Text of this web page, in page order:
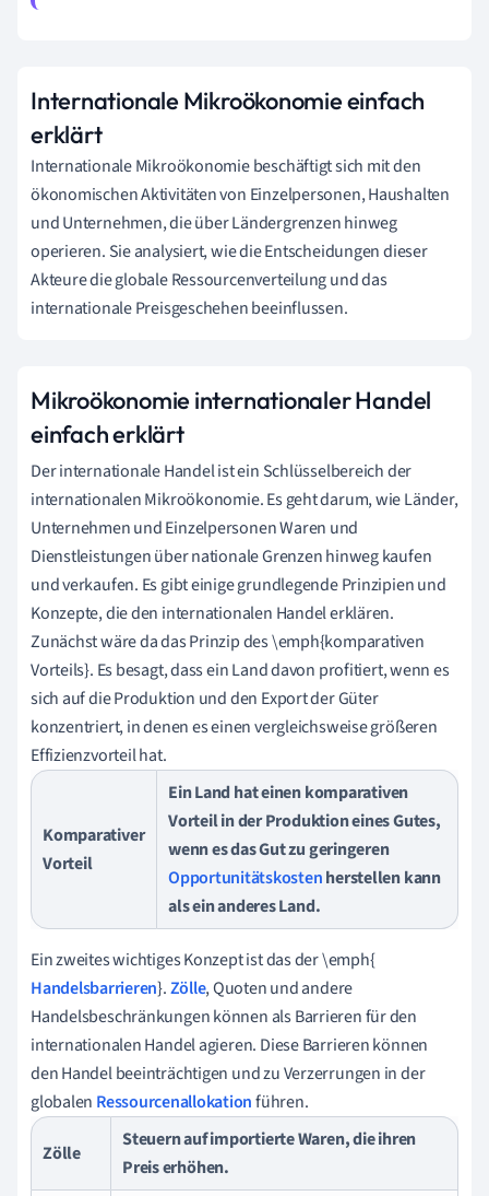
Internationale Mikroökonomie einfach
erklärt
Internationale Mikroökonomie beschäftigt sich mit den
ökonomischen Aktivitäten von Einzelpersonen, Haushalten
und Unternehmen, die über Ländergrenzen hinweg
operieren. Sie analysiert, wie die Entscheidungen dieser
Akteure die globale Ressourcenverteilung und das
internationale Preisgeschehen beeinflussen.
Mikroökonomie internationaler Handel
einfach erklärt
Der internationale Handel ist ein Schlüsselbereich der
internationalen Mikroökonomie. Es geht darum, wie Länder,
Unternehmen und Einzelpersonen Waren und
Dienstleistungen über nationale Grenzen hinweg kaufen
und verkaufen. Es gibt einige grundlegende Prinzipien und
Konzepte, die den internationalen Handel erklären.
Zunächst wäre da das Prinzip des \emph{komparativen
Vorteils}. Es besagt, dass ein Land davon profitiert, wenn es
sich auf die Produktion und den Export der Güter
konzentriert, in denen es einen vergleichsweise größeren
Effizienzvorteil hat.
Komparativer
Vorteil
Ein Land hat einen komparativen
Vorteil in der Produktion eines Gutes,
wenn es das Gut zu geringeren
Opportunitätskostenherstellen kann
als ein anderes Land.
Ein zweites wichtiges Konzept ist das der \emph{
Handelsbarrieren}.Zölle, Quoten und andere
Handelsbeschränkungen können als Barrieren für den
internationalen Handel agieren. Diese Barrieren können
den Handel beeinträchtigen und zu Verzerrungen in der
globalen Ressourcenallokationführen.
Zölle
Steuern auf importierte Waren, die ihren
Preis erhöhen.